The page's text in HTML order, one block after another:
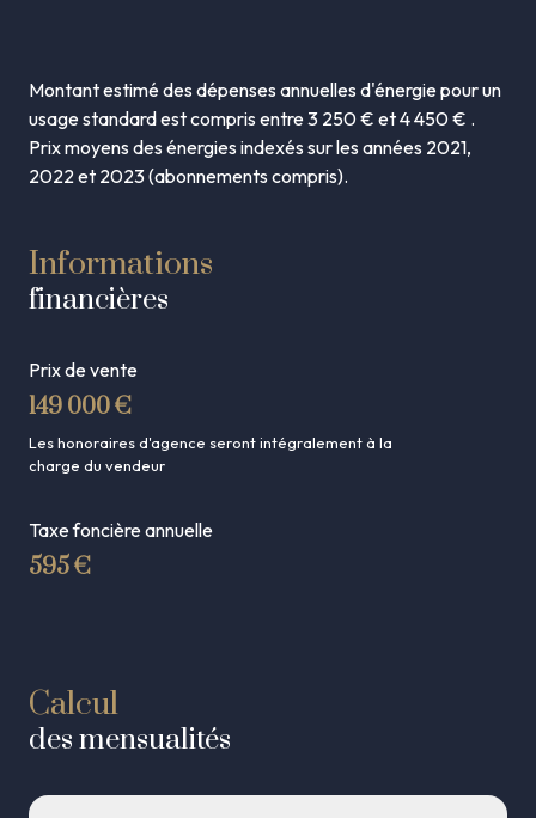
Montant estimé des dépenses annuelles d'énergie pour un
usage standard est compris entre 3 250 € et 4 450 € .
Prix moyens des énergies indexés sur les années 2021,
2022 et 2023 (abonnements compris).
Informations
financières
Prix de vente
149 000 €
Les honoraires d'agence seront intégralement à la
charge du vendeur
Taxe foncière annuelle
595 €
Calcul
des mensualités